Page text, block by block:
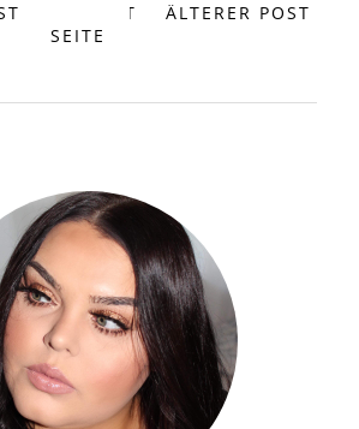
ÄLTERER POST
START
SEITE